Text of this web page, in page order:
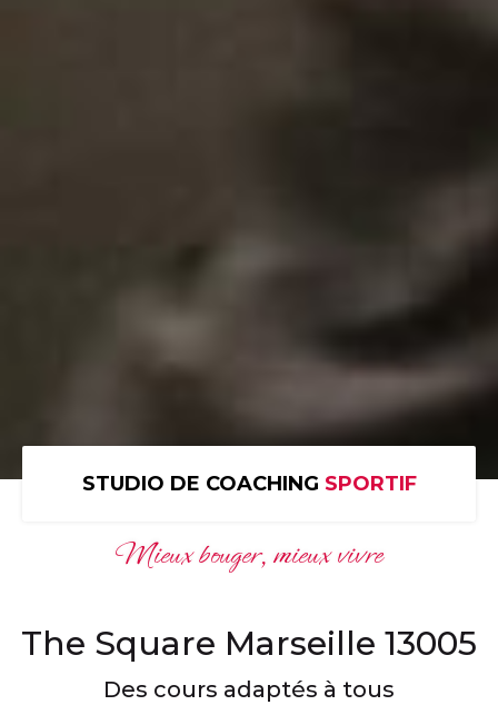
STUDIO DE COACHING SPORTIF
Mieux bouger, mieux vivre
The Square Marseille 13005
Des cours adaptés à tous